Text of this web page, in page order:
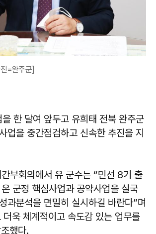
=완주군]
한 달여 앞두고 유희태 전북 완주군
업을 중간점검하고 신속한 추진을 지
부회의에서 유 군수는 “민선 8기 출
군정 핵심사업과 공약사업을 실국
과분석을 면밀히 실시하길 바란다”며
더욱 체계적이고 속도감 있는 업무를
했다.